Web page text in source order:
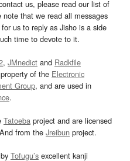
us, please read our list of
note that we read all messages
us to reply as Jisho is a side
time to devote to it.
, JMnedict and Radkfile
of the Electronic
Group, and are used in
.
Tatoeba project and are licensed
from the Jreibun project.
Tofugu’s excellent kanji